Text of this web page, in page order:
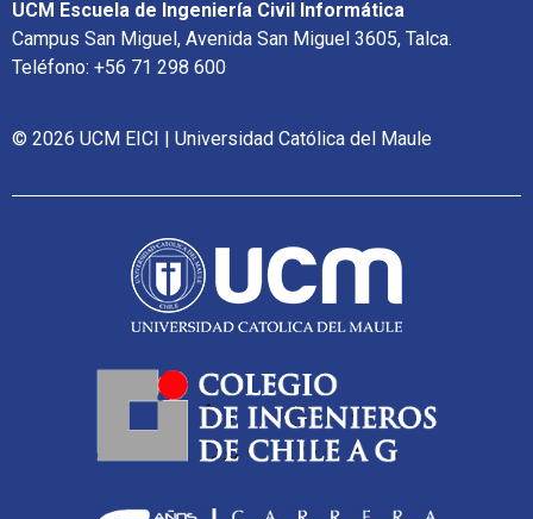
UCM Escuela de Ingeniería Civil Informática
Campus San Miguel, Avenida San Miguel 3605, Talca.
Teléfono: +56 71 298 600
© 2026 UCM EICI | Universidad Católica del Maule